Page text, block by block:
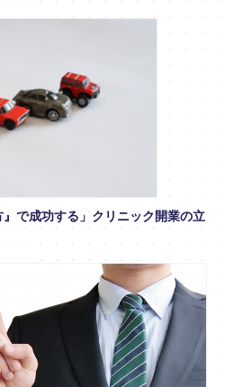
』で成功する」クリニック開業の立